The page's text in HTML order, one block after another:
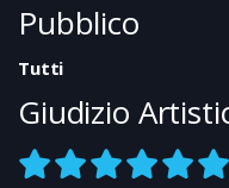
Pubblico
Tutti
Giudizio